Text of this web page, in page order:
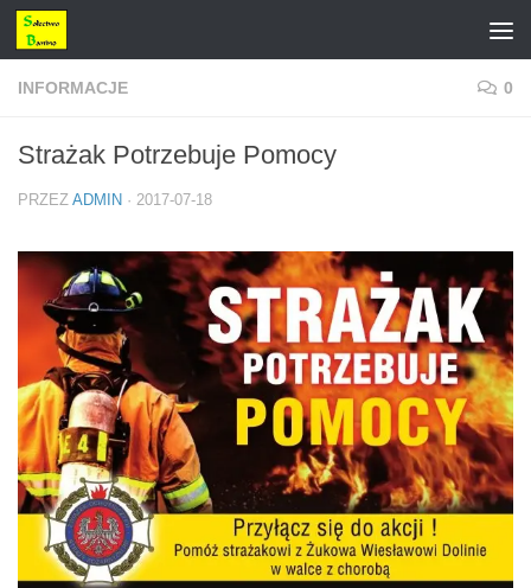
Przejdź do treści
INFORMACJE 0
Strażak Potrzebuje Pomocy
PRZEZ ADMIN · 2017-07-18